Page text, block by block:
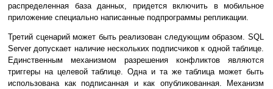
распределенная база данных, придется включить в мобильное
приложение специально написанные подпрограммы репликации.
Третий сценарий может быть реализован следующим образом. SQL
Server допускает наличие нескольких подписчиков к одной таблице.
Единственным механизмом разрешения конфликтов являются
триггеры на целевой таблице. Одна и та же таблица может быть
использована как подписанная и как опубликованная. Механизм